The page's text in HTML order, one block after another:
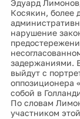
Эдуард
Косякин, более
нарушение
задержаниями.
выйдут с
оппозиционера
собой в
По словам
участником